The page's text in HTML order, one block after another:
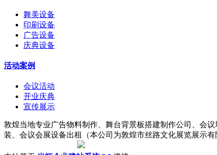
舞美设备
印刷设备
广告设备
庆典设备
活动案例
会议活动
开业庆典
宣传展示
敦煌当地专业广告物料制作、舞台背景板搭建制作公司、会
装、会议会展设备出租（本公司为敦煌市丝路文化展览展示